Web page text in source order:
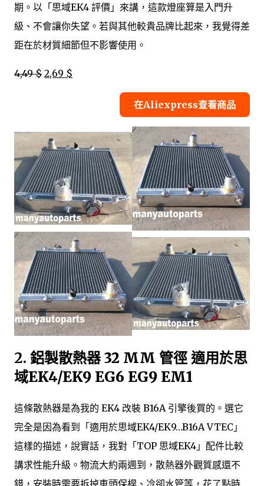
期。以「思域EK4 評價」來講，這款燈座算是入門升
級、不會讓你失望。若與其他較貴品牌比起來，我覺得差
距在於材質細節但不影響使用。
4,49 $ 2,69 $
在Aliexpress查看商品
2. 鋁製散熱器 32 MM 管徑 適用於思
域EK4/EK9 EG6 EG9 EM1
這條散熱器是為我的 EK4 改裝 B16A 引擎後買的。選它
完全是因為看到「適用於思域EK4/EK9…B16A VTEC」
這樣的描述，說實話，我對「TOP 思域EK4」配件比較
講求性能升級。物流大約兩週到，散熱器外觀質感還不
錯，安裝時需要拆掉車頭保桿、冷卻水管等，花了點時